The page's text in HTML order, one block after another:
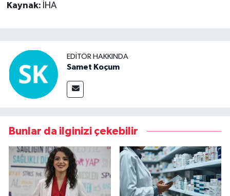
Kaynak: İHA
EDITÖR HAKKINDA
Samet Koçum
Bunlar da ilginizi çekebilir